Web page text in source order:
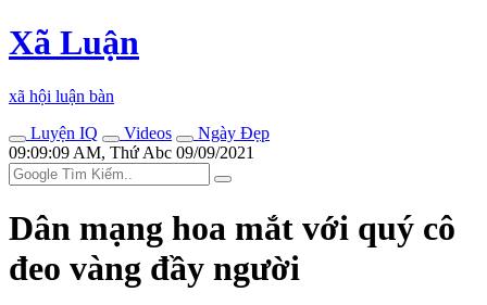
Xã Luận
xã hội luận bàn
Luyện IQ
Videos
Ngày Đẹp
09:09:09 AM, Thứ Abc 09/09/2021
Dân mạng hoa mắt với quý cô
đeo vàng đầy người